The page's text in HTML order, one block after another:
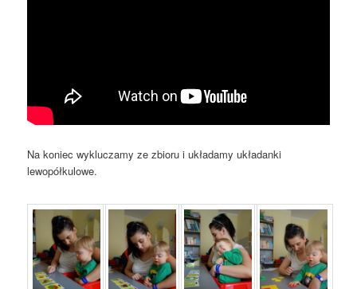
Na koniec wykluczamy ze zbioru i układamy układanki
lewopółkulowe.